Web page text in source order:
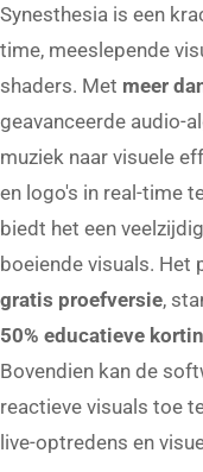
Synesthesia is een
time, meeslepende
shaders. Met meer
geavanceerde audio-
muziek naar visuele
en logo's in real-time
biedt het een
boeiende visuals. Het
gratis proefversie,
50% educatieve
Bovendien kan de
reactieve visuals toe
live-optredens en